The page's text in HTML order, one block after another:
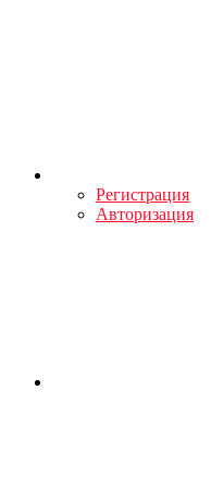
Регистрация
Авторизация